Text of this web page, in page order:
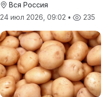
Вся Россия
24 июл 2026, 09:02 • 235